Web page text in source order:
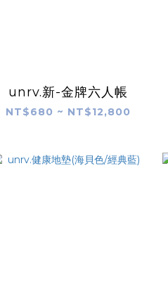
unrv.新-金牌六人帳
NT$680 ~ NT$12,800